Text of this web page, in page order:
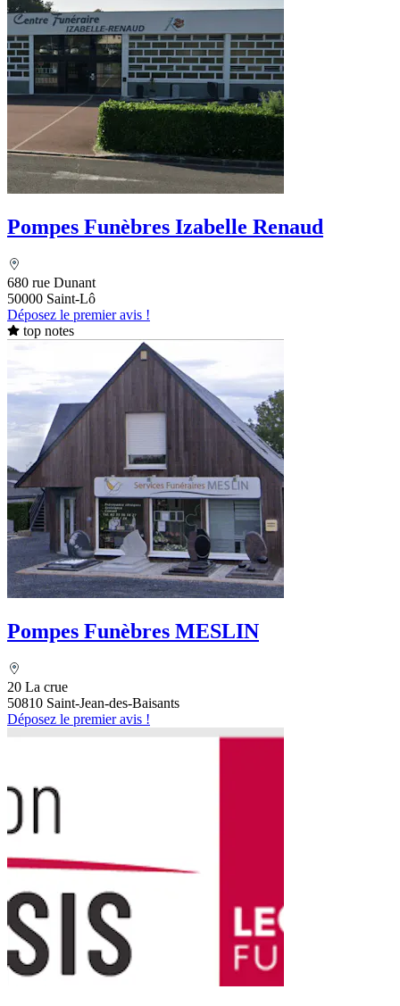
Pompes Funèbres Izabelle Renaud
680 rue Dunant
50000 Saint-Lô
Déposez le premier avis !
top notes
Pompes Funèbres MESLIN
20 La crue
50810 Saint-Jean-des-Baisants
Déposez le premier avis !